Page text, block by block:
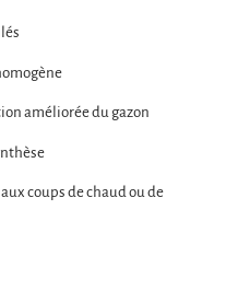
améliorée du gazon
coups de chaud ou de